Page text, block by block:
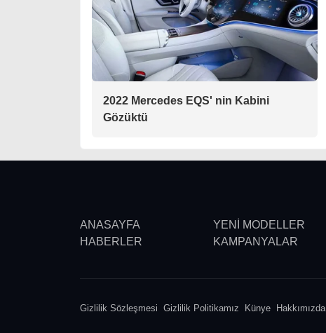
2022 Mercedes EQS' nin Kabini
Gözüktü
ANASAYFA
HABERLER
YENİ MODELLER
KAMPANYALAR
Gizlilik Sözleşmesi Gizlilik Politikamız Künye Hakkımızda